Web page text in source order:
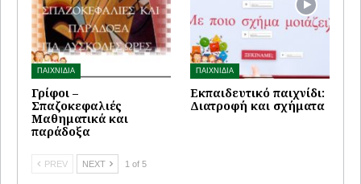
ΠΑΙΧΝΙΔΙΑ
Γρίφοι –
Σπαζοκεφαλιές
Μαθηματικά και
παράδοξα
ΠΑΙΧΝΙΔΙΑ
Εκπαιδευτικό παιχνίδι:
Διατροφή και σχήματα
PREV NEXT 1 of 5